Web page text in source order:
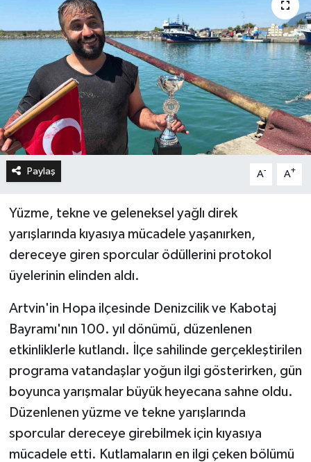
Paylaş A- A+
Yüzme, tekne ve geleneksel yağlı direk
yarışlarında kıyasıya mücadele yaşanırken,
dereceye giren sporcular ödüllerini protokol
üyelerinin elinden aldı.
Artvin'in Hopa ilçesinde Denizcilik ve Kabotaj
Bayramı'nın 100. yıl dönümü, düzenlenen
etkinliklerle kutlandı. İlçe sahilinde gerçekleştirilen
programa vatandaşlar yoğun ilgi gösterirken, gün
boyunca yarışmalar büyük heyecana sahne oldu.
Düzenlenen yüzme ve tekne yarışlarında
sporcular dereceye girebilmek için kıyasıya
mücadele etti. Kutlamaların en ilgi çeken bölümü